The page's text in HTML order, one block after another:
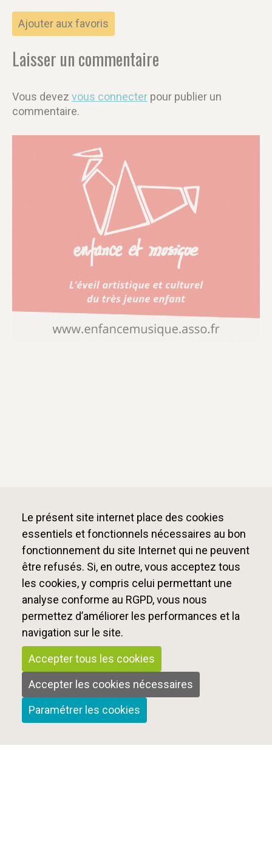
Le présent site internet place des cookies
essentiels et fonctionnels nécessaires au bon
fonctionnement du site Internet qui ne peuvent
être refusés. Si, en outre, vous acceptez tous
les cookies, y compris celui permettant une
analyse conforme au RGPD, vous nous
permettez d’améliorer les performances et la
navigation sur le site.
Accepter tous les cookies
Accepter les cookies nécessaires
Paramétrer les cookies
Ajouter aux favoris
Laisser un commentaire
Vous devez vous connecter pour publier un
commentaire.